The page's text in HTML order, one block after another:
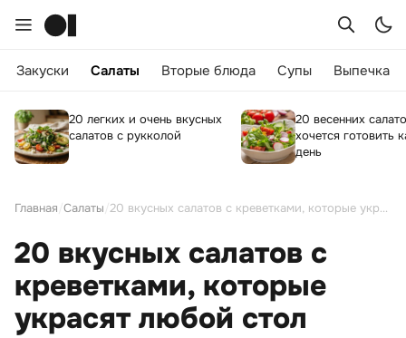
Закуски Салаты Вторые блюда Супы Выпечка
20 легких и очень вкусных
салатов с рукколой
20 весенних
хочется готовить
день
Главная Салаты 20 вкусных салатов с креветками, которые украсят любой стол
20 вкусных салатов с
креветками, которые
украсят любой стол